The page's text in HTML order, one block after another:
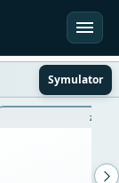
Symulator